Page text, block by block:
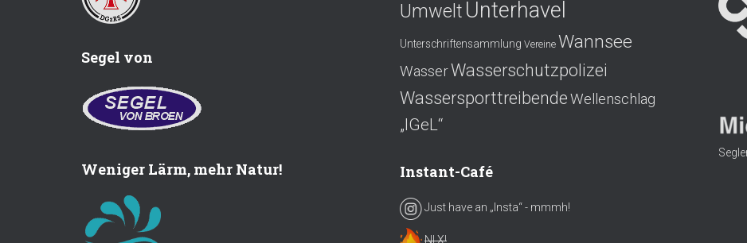
Segel von
Weniger Lärm, mehr Natur!
Umwelt Unterhavel
Unterschriftensammlung Vereine Wannsee
WasserWasserschutzpolizei
WassersporttreibendeWellenschlag
„IGeL“
Instant-Café
Just have an „Insta“ - mmmh!
r